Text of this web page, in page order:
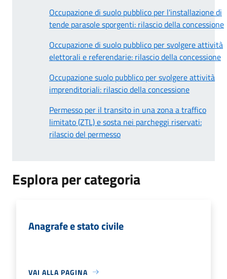
Occupazione di suolo pubblico per l'installazione di
tende parasole sporgenti: rilascio della concessione
Occupazione di suolo pubblico per svolgere attività
elettorali e referendarie: rilascio della concessione
Occupazione suolo pubblico per svolgere attività
imprenditoriali: rilascio della concessione
Permesso per il transito in una zona a traffico
limitato (ZTL) e sosta nei parcheggi riservati:
rilascio del permesso
Esplora per categoria
Anagrafe e stato civile
VAI ALLA PAGINA